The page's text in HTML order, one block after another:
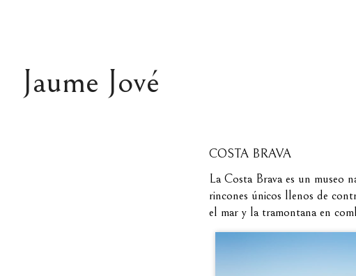
Jaume Jové
COSTA BRAVA
La Costa Brava es un museo
rincones únicos llenos de
el mar y la tramontana en